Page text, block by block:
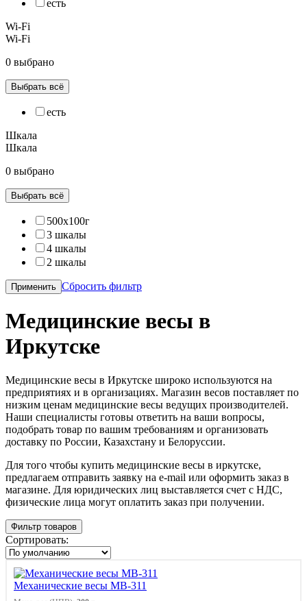
есть
Wi-Fi
Wi-Fi
0 выбрано
Выбрать всё
есть
Шкала
Шкала
0 выбрано
Выбрать всё
500х100г
3 шкалы
4 шкалы
2 шкалы
Применить Сбросить фильтр
Медицинские весы в
Иркутске
Медицинские весы в Иркутске широко используются на
предприятиях и в организациях. Магазин весов поставляет по
низким ценам медицинские весы ведущих производителей.
Наши специалисты готовы ответить на ваши вопросы,
подобрать товар по вашим требованиям и организовать
доставку по России, Казахстану и Белоруссии.
Для того чтобы купить медицинские весы в иркутске,
предлагаем отправить заявку на e-mail или оформить заказ в
магазине. Для юридических лиц выставляется счет с НДС,
физические лица могут оплатить заказ при получении.
Фильтр товаров
Сортировать:
Механические весы МВ-311